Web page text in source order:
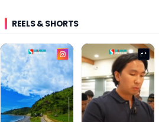
REELS & SHORTS